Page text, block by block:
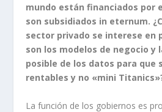
mundo están financiados por
son subsidiados in eternum.
sector privado se interese en
son los modelos de negocio y
posible de los datos para que
rentables y no «mini
La función de los gobiernos es